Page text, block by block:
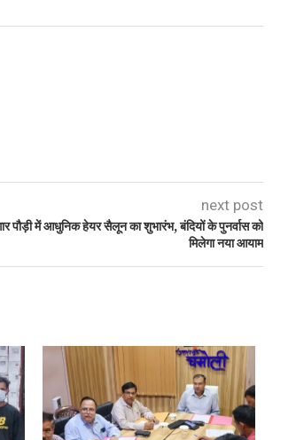
next post
पौड़ी में आधुनिक हेयर सैलून का शुभारंभ, बंदियों के पुनर्वास को
मिलेगा नया आयाम